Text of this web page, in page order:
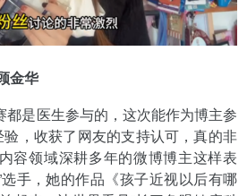
金华
都是医生参与的，这次能作为博主参
，收获了网友的支持认可，真的非
容领域深耕多年的微博博主这样表
手，她的作品《孩子近视以后有哪